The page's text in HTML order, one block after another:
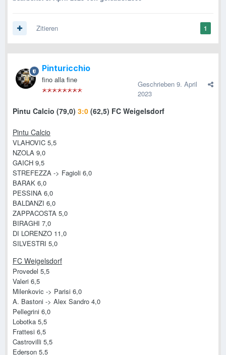
1
Zitieren
Pinturicchio
fino alla fine Geschrieben 9. April
2023
Pintu Calcio (79,0) 3:0 (62,5) FC Weigelsdorf
Pintu Calcio
VLAHOVIC 5,5
NZOLA 9,0
GAICH 9,5
STREFEZZA -> Fagioli 6,0
BARAK 6,0
PESSINA 6,0
BALDANZI 6,0
ZAPPACOSTA 5,0
BIRAGHI 7,0
DI LORENZO 11,0
SILVESTRI 5,0
FC Weigelsdorf
Provedel 5,5
Valeri 6,5
Milenkovic -> Parisi 6,0
A. Bastoni -> Alex Sandro 4,0
Pellegrini 6,0
Lobotka 5,5
Frattesi 6,5
Castrovilli 5,5
Ederson 5,5